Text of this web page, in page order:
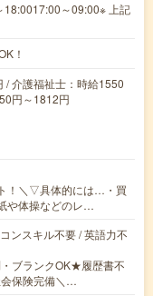
18:0017:00～09:00※ 上記
！
/ 介護福祉士：時給1550
円～1812円
！＼▽具体的には…・買
や体操などのレ…
ンスキル不要 / 英語力不
ブランクOK★履歴書不
保険完備＼…